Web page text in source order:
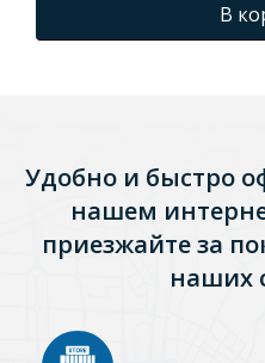
В
Удобно и быстро
нашем
приезжайте за
наших